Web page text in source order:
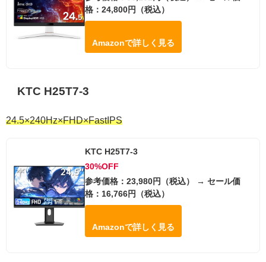
格：24,800円（税込）
Amazonで詳しく見る
KTC H25T7-3
24.5×240Hz×FHD×FastIPS
KTC H25T7-3
30%OFF
参考価格：23,980円（税込） → セール価
格：16,766円（税込）
Amazonで詳しく見る